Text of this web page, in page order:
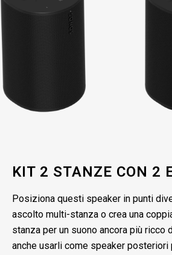
KIT 2 STANZE CON 2
Posiziona questi speaker in punti
ascolto multi-stanza o crea una
stanza per un suono ancora più ricco
anche usarli come speaker posteriori